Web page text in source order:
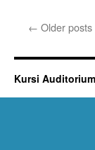
← Older posts
Kursi